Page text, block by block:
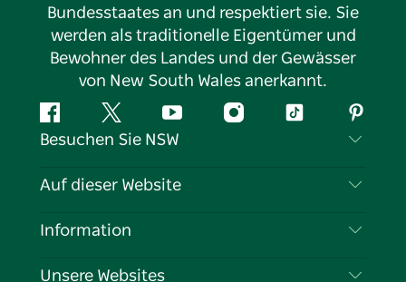
Bundesstaates an und respektiert sie. Sie
werden als traditionelle Eigentümer und
Bewohner des Landes und der Gewässer
von New South Wales anerkannt.
FacebookTwitter YouTubeInstagramTikTok
Besuchen Sie NSW
Kontaktieren Sie uns
Cookie-Hinweis
Auf dieser Website
Reiseziele
Information
Reiseinformationen
Unsere Websites